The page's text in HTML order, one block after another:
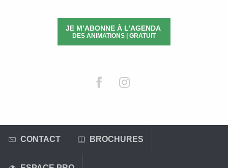
JE M’ABONNE À L’AGENDA
DES ANIMATIONS | GRATUIT
CONTACT BROCHURES